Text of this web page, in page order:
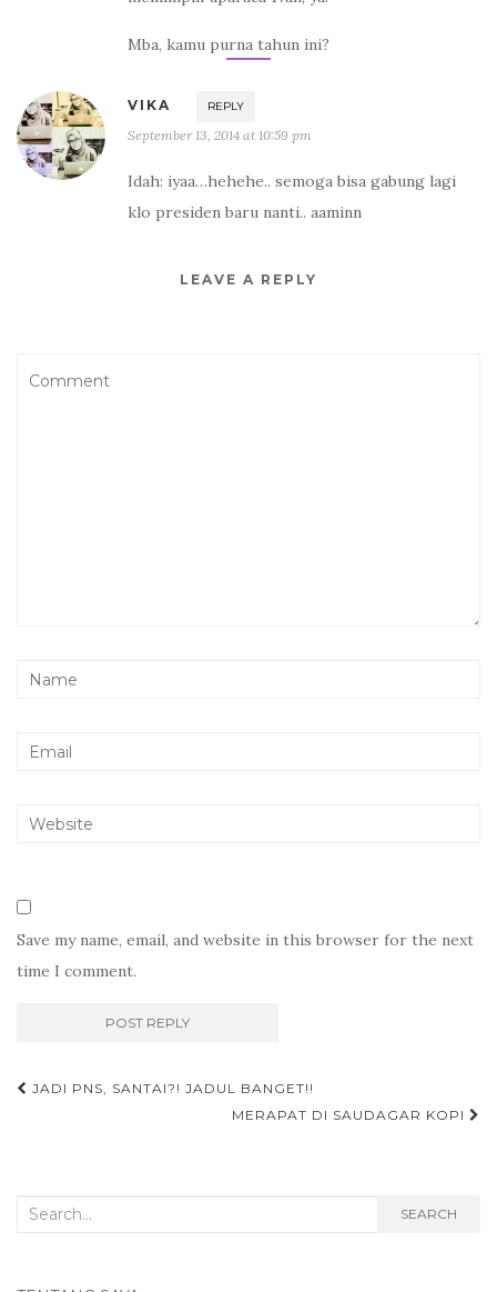
Mba, kamu purna tahun ini?
VIKA REPLY
September 13, 2014 at 10:59 pm
Idah: iyaa…hehehe.. semoga bisa gabung lagi
klo presiden baru nanti.. aaminn
LEAVE A REPLY
Save my name, email, and website in this browser for the next
time I comment.
Post
JADI PNS, SANTAI?! JADUL BANGET!!
MERAPAT DI SAUDAGAR KOPI
Search
SEARCH